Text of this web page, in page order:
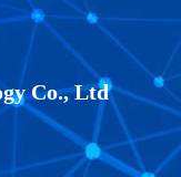
Co., Ltd